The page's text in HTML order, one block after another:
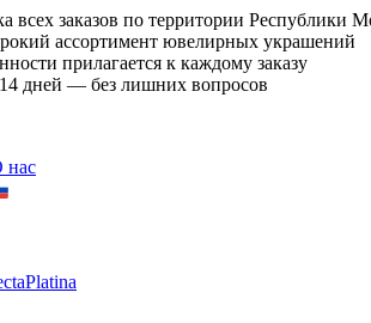
всех заказов по территории Республики
ассортимент ювелирных украшений
прилагается к каждому заказу
дней — без лишних вопросов
нас
Platina